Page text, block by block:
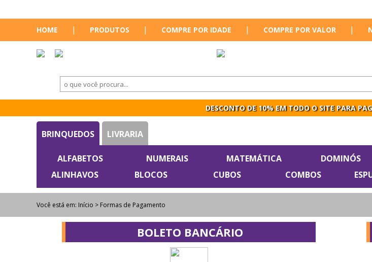
HOME | PRODUTOS | COMPRE POR IDADE | COMPRE POR VALOR |
DESCONTO DE 10% EM TODO O SITE PARA
BRINQUEDOS LIVRARIA
ALFABETOS NUMERAIS MATEMÁTICA DOMINÓS
ALINHAVOS
BLOCOS CUBOS COMBOS
Você está em: Início > Formas de Pagamento
BOLETO BANCÁRIO